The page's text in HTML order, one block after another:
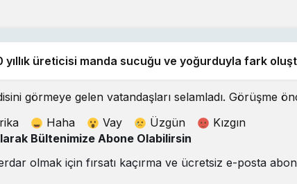
yıllık üreticisi manda sucuğu ve yoğurduyla fark
görmeye gelen vatandaşları selamladı. Görüşme
Haha Vay Üzgün
Kızgın
Bültenimize Abone Olabilirsin
olmak için fırsatı kaçırma ve ücretsiz e-posta